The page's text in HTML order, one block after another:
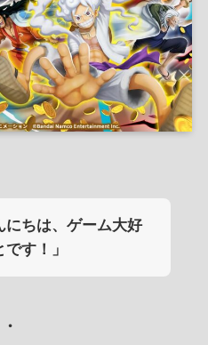
にちは、ゲーム大好
す！」